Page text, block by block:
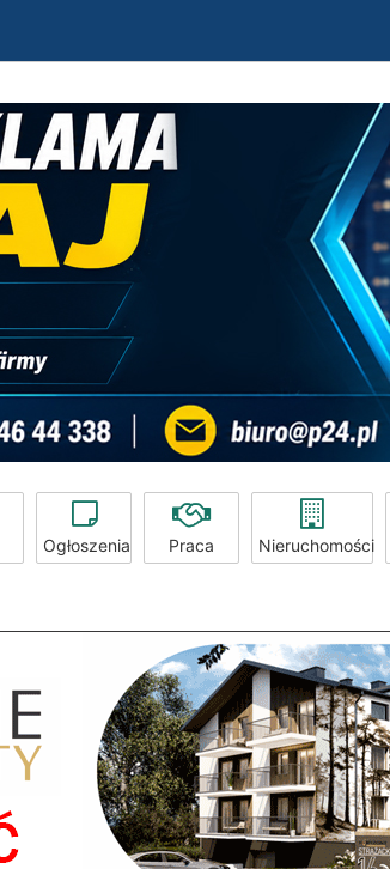
Ogłoszenia Praca Nieruchomości